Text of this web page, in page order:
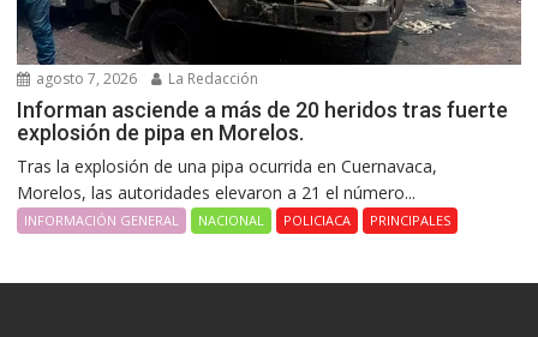
agosto 7, 2026 La Redacción
Informan asciende a más de 20 heridos tras fuerte
explosión de pipa en Morelos.
Tras la explosión de una pipa ocurrida en Cuernavaca,
Morelos, las autoridades elevaron a 21 el número...
INFORMACIÓN GENERAL NACIONAL POLICIACA PRINCIPALES